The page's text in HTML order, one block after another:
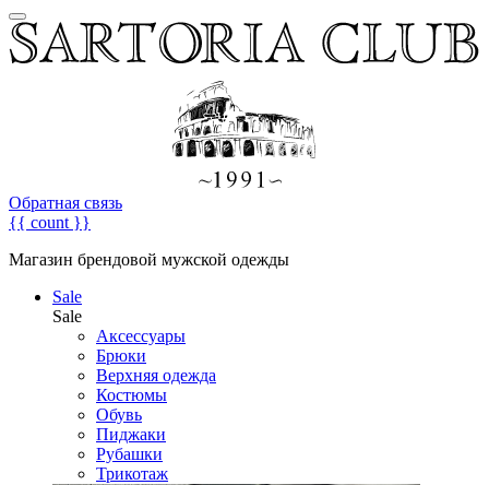
Обратная связь
{{ count }}
Магазин брендовой мужской одежды
Sale
Sale
Аксессуары
Брюки
Верхняя одежда
Костюмы
Обувь
Пиджаки
Рубашки
Трикотаж